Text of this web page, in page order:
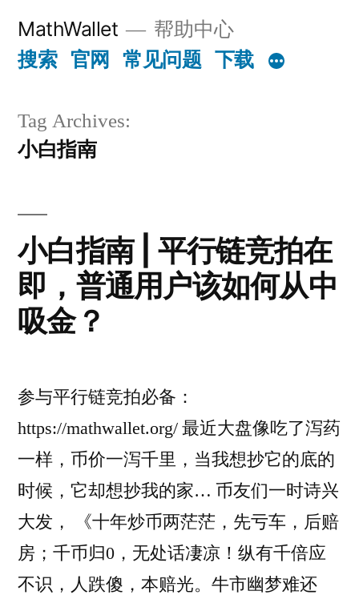
content
MathWallet 帮助中心
搜索 官网 常见问题 下载
Tag Archives:
小白指南
小白指南 | 平行链竞拍在
即，普通用户该如何从中
吸金？
参与平行链竞拍必备：
https://mathwallet.org/ 最近大盘像吃了泻药
一样，币价一泻千里，当我想抄它的底的
时候，它却想抄我的家… 币友们一时诗兴
大发， 《十年炒币两茫茫，先亏车，后赔
房；千币归0，无处话凄凉！纵有千倍应
不识，人跌傻，本赔光。牛市幽梦难还